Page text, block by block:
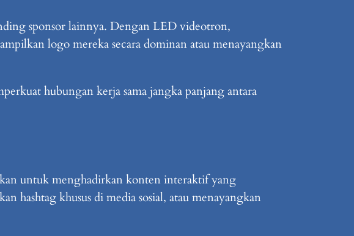
sponsor lainnya. Dengan LED videotron,
logo mereka secara dominan atau menayangkan
hubungan kerja sama jangka panjang antara
untuk menghadirkan konten interaktif yang
hashtag khusus di media sosial, atau menayangkan